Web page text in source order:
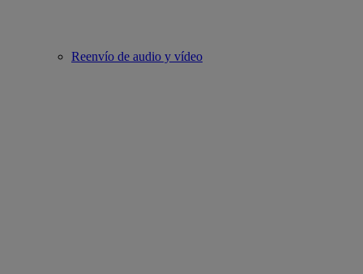
Reenvío de audio y vídeo